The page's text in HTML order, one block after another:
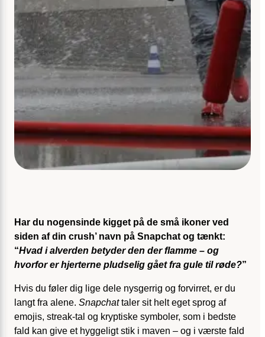
Har du nogensinde kigget på de små ikoner ved
siden af din crush’ navn på Snapchat og tænkt:
“Hvad i alverden betyder den der flamme – og
hvorfor er hjerterne pludselig gået fra gule til røde?”
Hvis du føler dig lige dele nysgerrig og forvirret, er du
langt fra alene. Snapchattaler sit helt eget sprog af
emojis, streak-tal og kryptiske symboler, som i bedste
fald kan give et hyggeligt stik i maven – og i værste fald